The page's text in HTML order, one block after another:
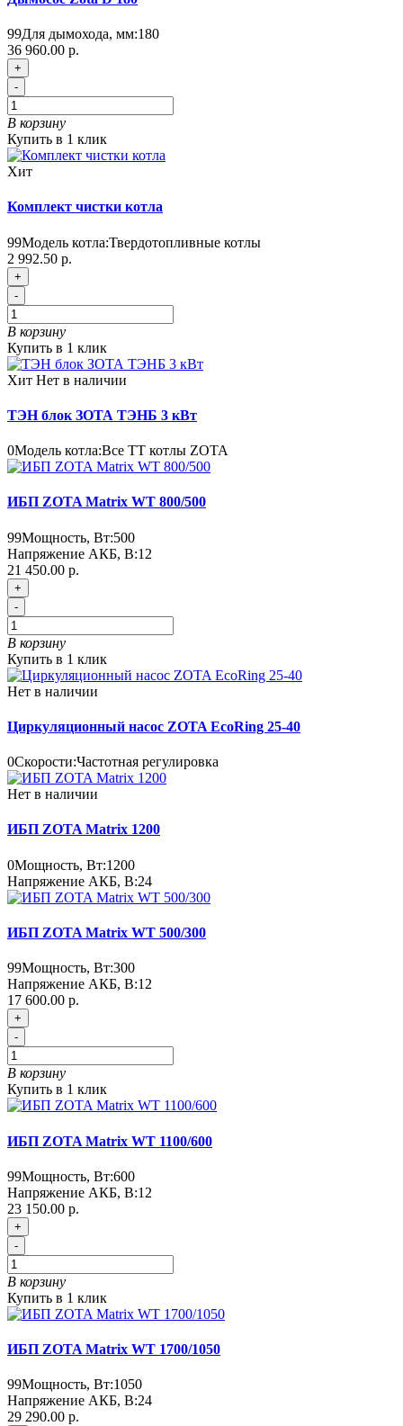
99Для дымохода, мм:180
36 960.00 р.
+
-
В корзину
Купить в 1 клик
Хит
Комплект чистки котла
99Модель котла:Твердотопливные котлы
2 992.50 р.
+
-
В корзину
Купить в 1 клик
Хит Нет в наличии
ТЭН блок ЗОТА ТЭНБ 3 кВт
0Модель котла:Все ТТ котлы ZOTA
ИБП ZOTA Matrix WT 800/500
99Мощность, Вт:500
Напряжение АКБ, В:12
21 450.00 р.
+
-
В корзину
Купить в 1 клик
Нет в наличии
Циркуляционный насос ZOTA EcoRing 25-40
0Скорости:Частотная регулировка
Нет в наличии
ИБП ZOTA Matrix 1200
0Мощность, Вт:1200
Напряжение АКБ, В:24
ИБП ZOTA Matrix WT 500/300
99Мощность, Вт:300
Напряжение АКБ, В:12
17 600.00 р.
+
-
В корзину
Купить в 1 клик
ИБП ZOTA Matrix WT 1100/600
99Мощность, Вт:600
Напряжение АКБ, В:12
23 150.00 р.
+
-
В корзину
Купить в 1 клик
ИБП ZOTA Matrix WT 1700/1050
99Мощность, Вт:1050
Напряжение АКБ, В:24
29 290.00 р.